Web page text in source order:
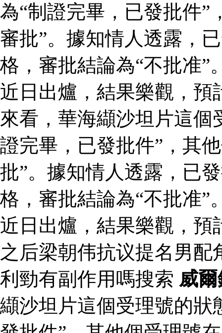
為“制證完畢，已發批件”
審批”。據知情人透露，
格，審批結論為“不批准”
近日出爐，結果樂觀，預
來看，華海纈沙坦片這個
證完畢，已發批件”，其
批”。據知情人透露，已
格，審批結論為“不批准”
近日出爐，結果樂觀，
之后梁朝伟抗议提名男
利勁有副作用嗎搜索 威
纈沙坦片這個受理號的狀